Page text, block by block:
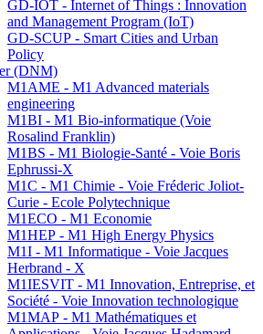
GD-IOT - Internet of Things : Innovation
and Management Program (IoT)
GD-SCUP - Smart Cities and Urban
Policy
(DNM)
M1AME - M1 Advanced materials
engineering
M1BI - M1 Bio-informatique (Voie
Rosalind Franklin)
M1BS - M1 Biologie-Santé - Voie Boris
Ephrussi-X
M1C - M1 Chimie - Voie Fréderic Joliot-
Curie - Ecole Polytechnique
M1ECO - M1 Economie
M1HEP - M1 High Energy Physics
M1I - M1 Informatique - Voie Jacques
Herbrand - X
M1IESVIT - M1 Innovation, Entreprise, et
Société - Voie Innovation technologique
M1MAP - M1 Mathématiques et